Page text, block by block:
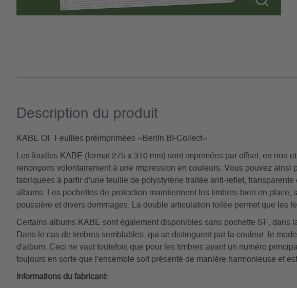
Description du­ produit
KABE OF Feuilles préimprimées ‹‹Berlin BI-Collect››
Les feuilles KABE (format 275 x 310 mm) sont imprimées par offset, en
renonçons volontairement à une impression en couleurs. Vous pouvez
fabriquées à partir d'une feuille de polystyrène traitée anti-reflet,
albums. Les pochettes de protection maintiennent les timbres bien en
poussière et divers dommages. La double articulation toilée permet que les
Certains albums KABE sont également disponibles sans pochette SF, dans
Dans le cas de timbres semblables, qui se distinguent par la couleur, le
d'album. Ceci ne vaut toutefois que pour les timbres ayant un numéro
toujours en sorte que l'ensemble soit présenté de manière harmonieuse et
Informations du fabricant: